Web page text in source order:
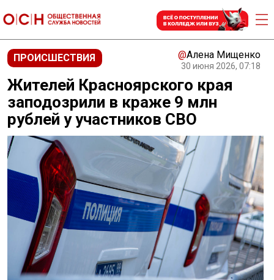
ПРОИСШЕСТВИЯ @Алена Мищенко
30 июня 2026, 07:18
Жителей Красноярского края
заподозрили в краже 9 млн
рублей у участников СВО